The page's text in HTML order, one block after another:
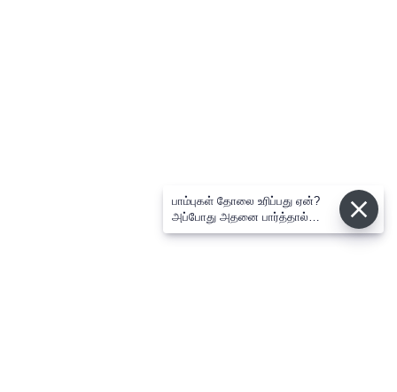
பாம்புகள் தோலை உரிப்பது ஏன்?
அப்போது அதனை பார்த்தால்
பழிவாங்குமா?